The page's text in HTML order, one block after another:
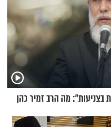
מה הרב זמיר כהן